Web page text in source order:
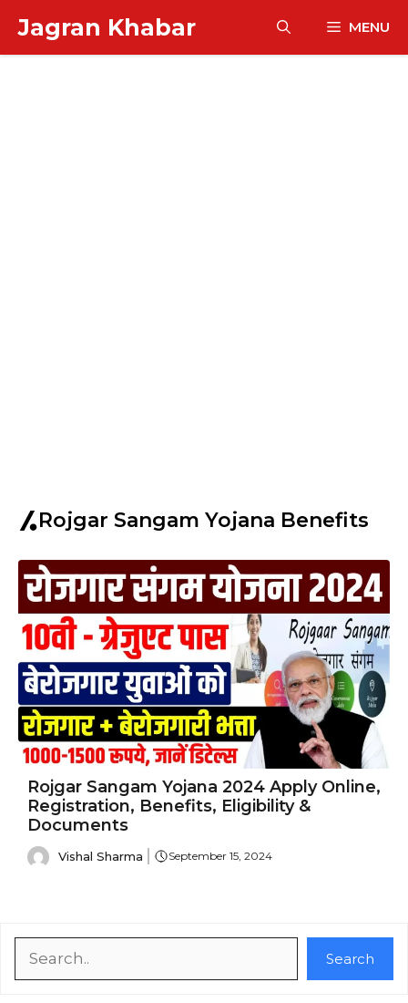
content
Jagran Khabar MENU
Rojgar Sangam Yojana Benefits
Rojgar Sangam Yojana 2024 Apply Online,
Registration, Benefits, Eligibility &
Documents
Vishal Sharma September 15, 2024
Search